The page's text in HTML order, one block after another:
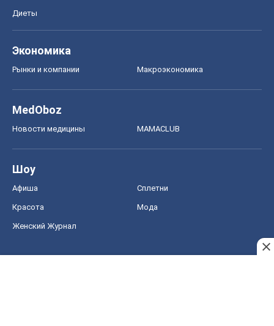
Диеты
Экономика
Рынки и компании Mакроэкономика
MedOboz
Новости медицины MAMACLUB
Шоу
Афиша Сплетни
Красота Мода
Женский Журнал